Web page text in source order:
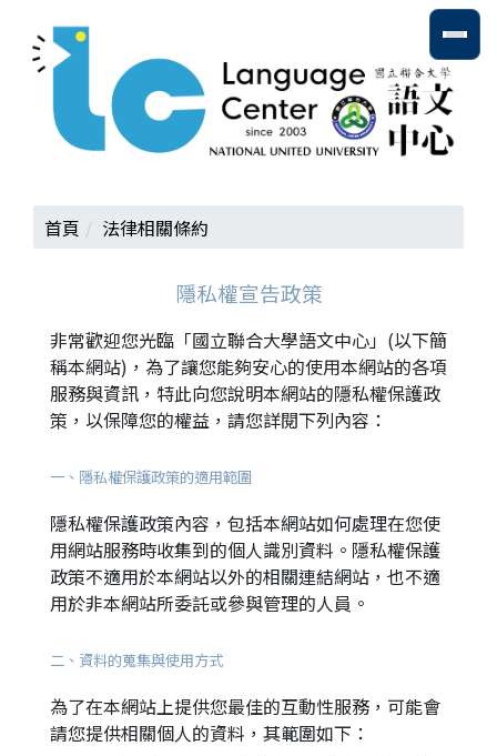
國立聯合大學語文中心
首頁 法律相關條約
隱私權宣告政策
非常歡迎您光臨「國立聯合大學語文中心」(以下簡
稱本網站)，為了讓您能夠安心的使用本網站的各項
服務與資訊，特此向您說明本網站的隱私權保護政
策，以保障您的權益，請您詳閱下列內容：
一、隱私權保護政策的適用範圍
隱私權保護政策內容，包括本網站如何處理在您使
用網站服務時收集到的個人識別資料。隱私權保護
政策不適用於本網站以外的相關連結網站，也不適
用於非本網站所委託或參與管理的人員。
二、資料的蒐集與使用方式
為了在本網站上提供您最佳的互動性服務，可能會
請您提供相關個人的資料，其範圍如下：